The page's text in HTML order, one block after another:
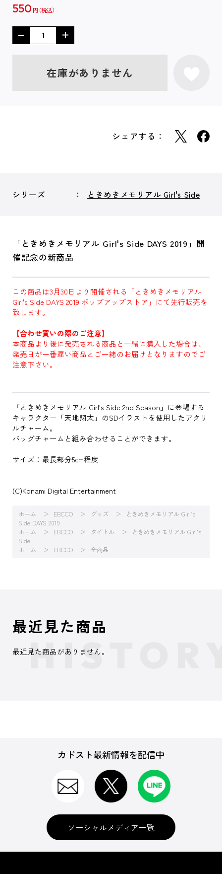
550 円
在庫がありません
シェアする：
シリーズ ときめきメモリアル Girl's Side
「ときめきメモリアル Girl's Side DAYS 2019」開
催記念の新商品
この商品は3月30日より開催される「ときめきメモリアル
Girl's Side DAYS 2019 ポップアップストア」にて先行販売を
致します。
【合わせ買いの際のご注意】
本商品より後に発売される商品と一緒に購入した場合は、
発売日が一番遅い商品とご一緒のお届けとなりますのでご
注意下さい。
『ときめきメモリアル Girl's Side 2nd Season』に登場する
キャラクター「天地翔太」のSDイラストを使用したアクリ
ルチャーム。
バッグチャームと組み合わせることができます。
サイズ：最長部分5cm程度
(C)Konami Digital Entertainment
ホーム EBCCO グッズ
ときめきメモリアル Girl’s
Side DAYS 2019
ホーム
EBCCO タイトル
ときめきメモリアル Girl's
Side
ホーム
EBCCO 全商品
最近見た商品
最近見た商品がありません。
カドスト最新情報を配信中
ソーシャルメディア一覧